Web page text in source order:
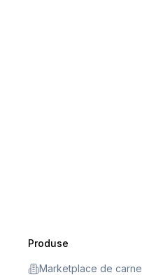
Produse
Marketplace de carne